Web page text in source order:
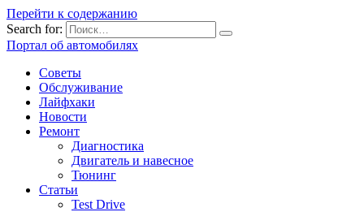
Перейти к содержанию
Search for:
Портал об автомобилях
Советы
Обслуживание
Лайфхаки
Новости
Ремонт
Диагностика
Двигатель и навесное
Тюнинг
Статьи
Test Drive